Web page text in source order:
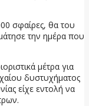
σφαίρες, θα του
την ημέρα που
μέτρα για
δυστυχήματος
είχε εντολή να